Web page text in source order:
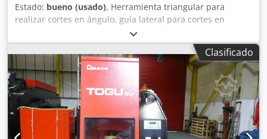
Estado: bueno (usado), Herramienta triangular para
realizar cortes en ángulo, guía lateral para cortes en
ángulo, portamatriz, herramienta de separación,
herramienta de troquelado, troquel, matriz de troquelado,
punzón de troquelado. Dodpezm Tkgofx Akceck -
Herramienta de troquelado: herramienta de corte en
ángulo, unidad de corte en ángulo. -Dimensiones: ver
fotos. -Medidas: 150/130/A80 mm. -Peso: 4,4 kg.
Clasificado